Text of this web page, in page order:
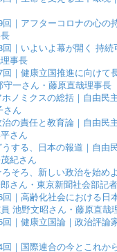
｜アフターコロナの心の
｜いよいよ幕が開く 持続
事長
｜健康立国推進に向けて
一さん・藤原直哉理事長
ノミクスの総括｜自由民
さん
の責任と教育論｜自由民
さん
する、日本の報道｜自由
紀さん
そろ、新しい政治を始め
さん・東京新聞社会部記
｜高齢化社会における日
池野文昭さん・藤原直哉
｜健康立国論｜政治評論
｜国際連合の今とこれか